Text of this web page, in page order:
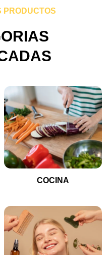
PRODUCTOS
COCINA